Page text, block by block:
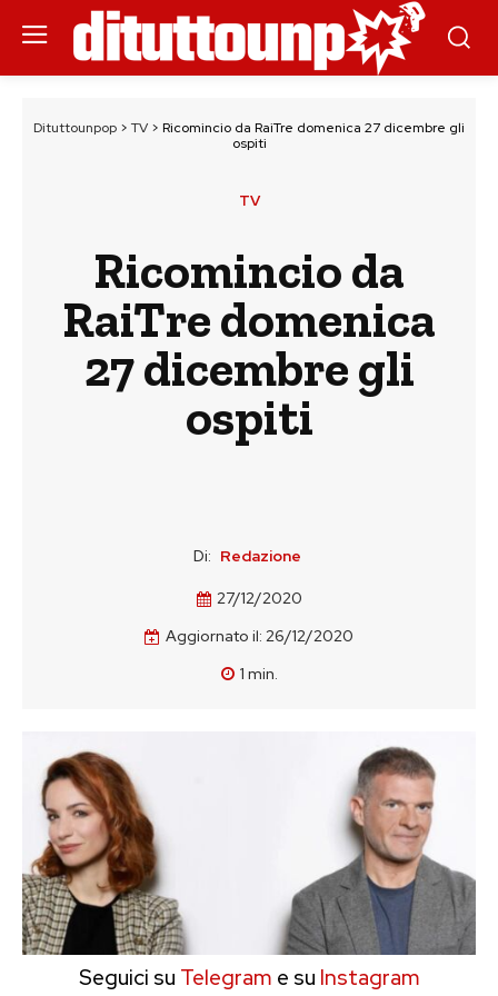
Dituttounpop > TV > Ricomincio da RaiTre domenica 27 dicembre gli
ospiti
TV
Ricomincio da
RaiTre domenica
27 dicembre gli
ospiti
Di: Redazione
27/12/2020
Aggiornato il: 26/12/2020
1 min.
Seguici su Telegram e su Instagram